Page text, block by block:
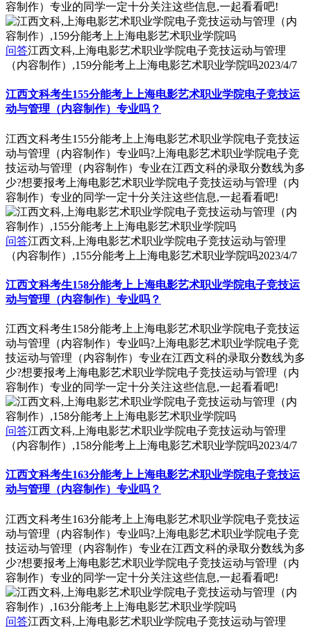
容制作）专业的同学一定十分关注这些信息,一起看看吧!
问答江西文科,上海电影艺术职业学院电子竞技运动与管理
（内容制作）,159分能考上上海电影艺术职业学院吗2023/4/7
江西文科考生155分能考上上海电影艺术职业学院电子竞技运
动与管理（内容制作）专业吗？
江西文科考生155分能考上上海电影艺术职业学院电子竞技运
动与管理（内容制作）专业吗?上海电影艺术职业学院电子竞
技运动与管理（内容制作）专业在江西文科的录取分数线为多
少?想要报考上海电影艺术职业学院电子竞技运动与管理（内
容制作）专业的同学一定十分关注这些信息,一起看看吧!
问答江西文科,上海电影艺术职业学院电子竞技运动与管理
（内容制作）,155分能考上上海电影艺术职业学院吗2023/4/7
江西文科考生158分能考上上海电影艺术职业学院电子竞技运
动与管理（内容制作）专业吗？
江西文科考生158分能考上上海电影艺术职业学院电子竞技运
动与管理（内容制作）专业吗?上海电影艺术职业学院电子竞
技运动与管理（内容制作）专业在江西文科的录取分数线为多
少?想要报考上海电影艺术职业学院电子竞技运动与管理（内
容制作）专业的同学一定十分关注这些信息,一起看看吧!
问答江西文科,上海电影艺术职业学院电子竞技运动与管理
（内容制作）,158分能考上上海电影艺术职业学院吗2023/4/7
江西文科考生163分能考上上海电影艺术职业学院电子竞技运
动与管理（内容制作）专业吗？
江西文科考生163分能考上上海电影艺术职业学院电子竞技运
动与管理（内容制作）专业吗?上海电影艺术职业学院电子竞
技运动与管理（内容制作）专业在江西文科的录取分数线为多
少?想要报考上海电影艺术职业学院电子竞技运动与管理（内
容制作）专业的同学一定十分关注这些信息,一起看看吧!
问答江西文科,上海电影艺术职业学院电子竞技运动与管理